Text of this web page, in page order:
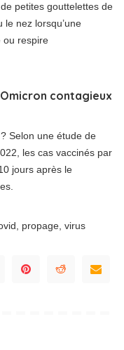
petites gouttelettes de
nez lorsqu’une
ou respire
contagieux
Selon une étude de
les cas vaccinés par
jours après le
propage, virus